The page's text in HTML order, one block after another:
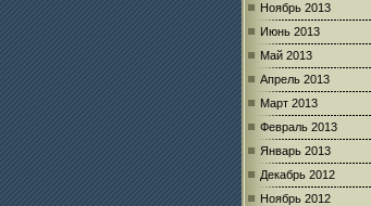
Ноябрь 2013
Июнь 2013
Май 2013
Апрель 2013
Март 2013
Февраль 2013
Январь 2013
Декабрь 2012
Ноябрь 2012